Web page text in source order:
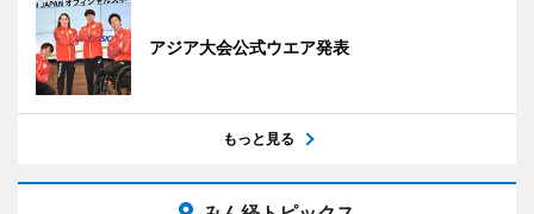
アジア大会公式ウエア発表
もっと見る